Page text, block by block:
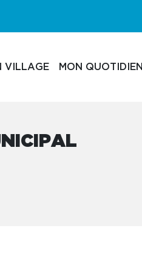
VILLAGE MON QUOTIDIEN